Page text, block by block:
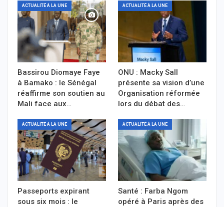
ACTUALITÉ À LA UNE
Bassirou Diomaye Faye
à Bamako : le Sénégal
réaffirme son soutien au
Mali face aux…
ACTUALITÉ À LA UNE
ONU : Macky Sall
présente sa vision d’une
Organisation réformée
lors du débat des…
ACTUALITÉ À LA UNE
Passeports expirant
sous six mois : le
ACTUALITÉ À LA UNE
Santé : Farba Ngom
opéré à Paris après des